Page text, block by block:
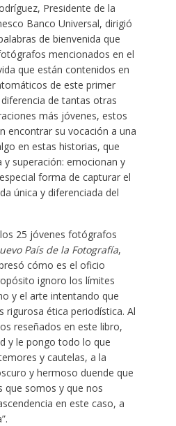
Presidente de la
Banco Universal, dirigió
de bienvenida que
mencionados en el
que están contenidos en
de este primer
de tantas otras
más jóvenes, estos
encontrar su vocación a una
en estas historias, que
y superación: emocionan y
forma de capturar el
única y diferenciada del
25 jóvenes fotógrafos
País de la Fotografía,
cómo es el oficio
ignoro los límites
y el arte intentando que
rigurosa ética periodística. Al
reseñados en este libro,
y le pongo todo lo que
y cautelas, a la
y hermoso duende que
que somos y que nos
en este caso, a